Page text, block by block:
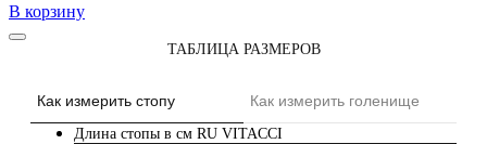
В корзину
ТАБЛИЦА РАЗМЕРОВ
Как измерить стопу Как измерить голенище
Длина стопы в см RU VITACCI